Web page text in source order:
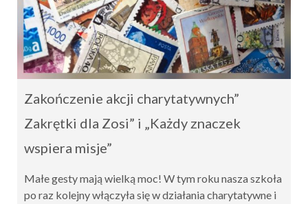
Zakończenie akcji charytatywnych”
Zakrętki dla Zosi” i „Każdy znaczek
wspiera misje”
Małe gesty mają wielką moc! W tym roku nasza szkoła
po raz kolejny włączyła się w działania charytatywne i